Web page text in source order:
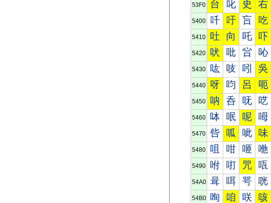
53F0 台 叱 史 右
5400 吀 吁 吂 吃
5410 吐 向 吒 吓
5420 吠 吡 吢 吣
5430 吰 吱 吲 吳
5440 呀 呁 呂 呃
5450 呐 呑 呒 呓
5460 呠 呡 呢 呣
5470 呰 呱 呲 味
5480 咀 咁 咂 咃
5490 咐 咑 咒 咓
54A0 咠 咡 咢 咣
54B0 咰 咱 咲 咳